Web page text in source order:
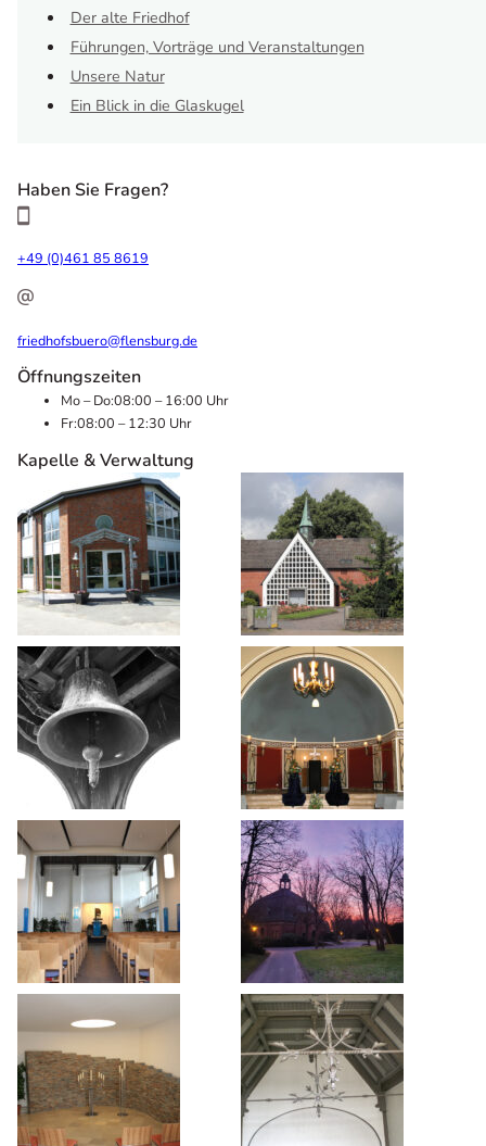
Der alte Friedhof
Führungen, Vorträge und Veranstaltungen
Unsere Natur
Ein Blick in die Glaskugel
Haben Sie Fragen?
+49 (0)461 85 8619
friedhofsbuero@flensburg.de
Öffnungszeiten
Mo – Do:08:00 – 16:00 Uhr
Fr:08:00 – 12:30 Uhr
Kapelle & Verwaltung